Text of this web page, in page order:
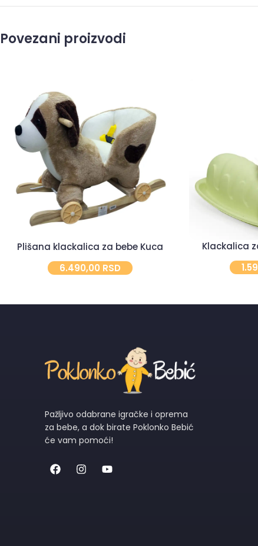
Povezani proizvodi
Plišana klackalica za bebe Kuca
6.490,00 RSD
Klackalica
Pažljivo odabrane igračke i oprema
za bebe, a dok birate Poklonko Bebić
će vam pomoći!